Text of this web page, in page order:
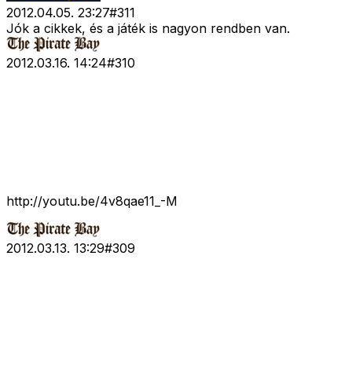
2012.04.05. 23:27#311
Jók a cikkek, és a játék is nagyon rendben van.
2012.03.16. 14:24#310
http://youtu.be/4v8qae11_-M
2012.03.13. 13:29#309